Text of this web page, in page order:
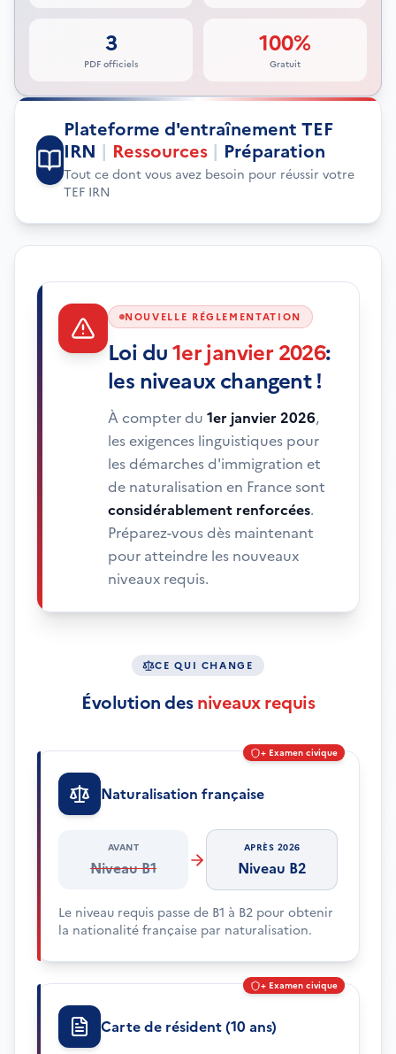
3
PDF officiels
100%
Gratuit
Plateforme d'entraînement TEF
IRN | Ressources | Préparation
Tout ce dont vous avez besoin pour réussir votre
TEF IRN
NOUVELLE RÉGLEMENTATION
Loi du1er janvier 2026:
les niveaux changent !
À compter du 1er janvier 2026,
les exigences linguistiques pour
les démarches d'immigration et
de naturalisation en France sont
considérablement renforcées.
Préparez-vous dès maintenant
pour atteindre les nouveaux
niveaux requis.
CE QUI CHANGE
Évolution desniveaux requis
+ Examen civique
Naturalisation française
AVANT
Niveau B1
APRÈS 2026
Niveau B2
Le niveau requis passe de B1 à B2 pour obtenir
la nationalité française par naturalisation.
+ Examen civique
Carte de résident (10 ans)